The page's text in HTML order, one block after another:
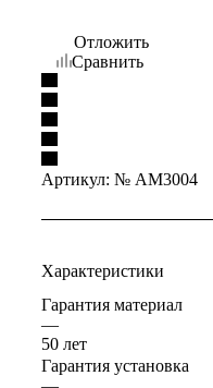
Отложить
Сравнить
Артикул: № AM3004
Характеристики
Гарантия материал
—
50 лет
Гарантия установка